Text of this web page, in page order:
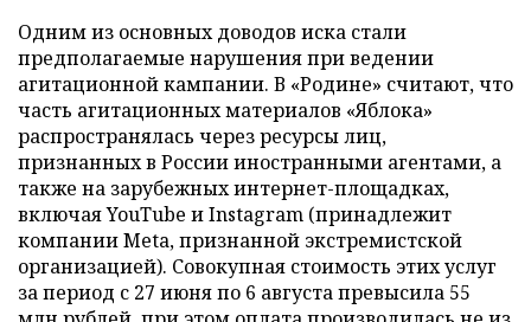
Одним из основных доводов иска стали
предполагаемые нарушения при ведении
агитационной кампании. В «Родине» считают, что
часть агитационных материалов «Яблока»
распространялась через ресурсы лиц,
признанных в России иностранными агентами, а
также на зарубежных интернет-площадках,
включая YouTube и Instagram (принадлежит
компании Meta, признанной экстремистской
организацией). Совокупная стоимость этих услуг
за период с 27 июня по 6 августа превысила 55